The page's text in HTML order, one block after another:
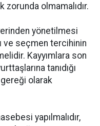
olmamalıdır.
yönetilmesi
ve seçmen tercihinin
Kayyımlara son
tanıdığı
olarak
yapılmalıdır,